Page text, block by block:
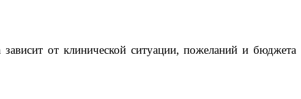
от клинической ситуации, пожеланий и бюджета